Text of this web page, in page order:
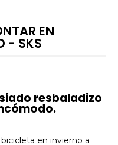
EN
- SKS
resbaladizo
en invierno a